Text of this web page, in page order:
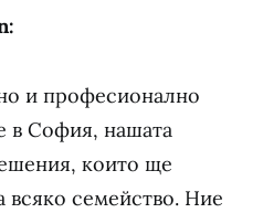
и професионално
в София, нашата
които ще
всяко семейство. Ние